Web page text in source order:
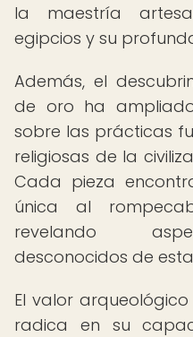
la maestría
egipcios y su
Además, el
de oro ha
sobre las prácticas
religiosas de la
Cada pieza
única al
revelando
desconocidos de
El valor
radica en su